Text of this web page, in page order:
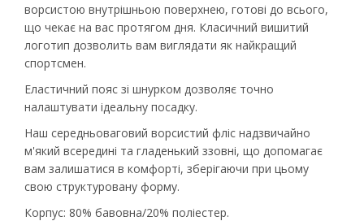
ворсистою внутрішньою поверхнею, готові до всього,
що чекає на вас протягом дня. Класичний вишитий
логотип дозволить вам виглядати як найкращий
спортсмен.
Еластичний пояс зі шнурком дозволяє точно
налаштувати ідеальну посадку.
Наш середньоваговий ворсистий фліс надзвичайно
м'який всередині та гладенький ззовні, що допомагає
вам залишатися в комфорті, зберігаючи при цьому
свою структуровану форму.
Корпус: 80% бавовна/20% поліестер.